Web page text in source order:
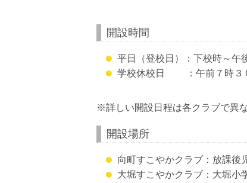
開設時間
平日（登校日）：下校時～午
学校休校日 ：午前７時３
※詳しい開設日程は各クラブで異
開設場所
向町すこやかクラブ：放課後
大堀すこやかクラブ：大堀小